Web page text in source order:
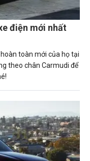
điện mới nhất
toàn mới của họ tại
theo chân Carmudi để